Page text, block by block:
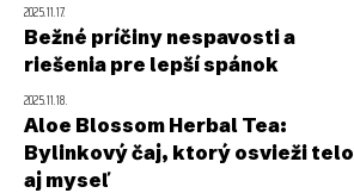
2025.11.17.
Bežné príčiny nespavosti a
riešenia pre lepší spánok
2025.11.18.
Aloe Blossom Herbal Tea:
Bylinkový čaj, ktorý osvieži telo
aj myseľ